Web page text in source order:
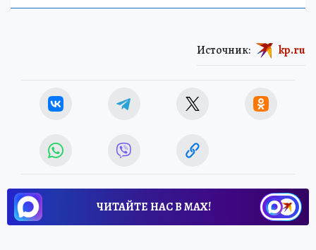
Источник: kp.ru
ЧИТАЙТЕ НАС В МАХ!